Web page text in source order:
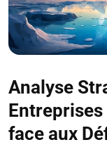
Analyse
face aux